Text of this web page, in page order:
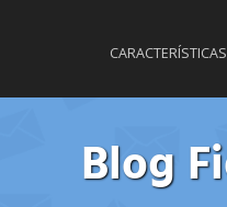
CARACTERÍSTICAS
Blog